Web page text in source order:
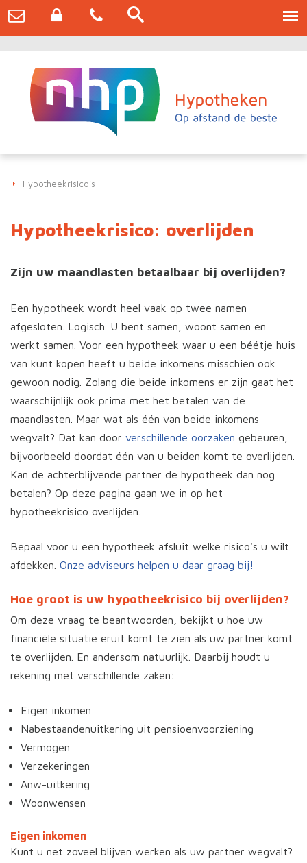
Hypotheekrisico's
Hypotheekrisico: overlijden
Zijn uw maandlasten betaalbaar bij overlijden?
Een hypotheek wordt heel vaak op twee namen
afgesloten. Logisch. U bent samen, woont samen en
werkt samen. Voor een hypotheek waar u een béétje huis
van kunt kopen heeft u beide inkomens misschien ook
gewoon nodig. Zolang die beide inkomens er zijn gaat het
waarschijnlijk ook prima met het betalen van de
maandlasten. Maar wat als één van beide inkomens
wegvalt? Dat kan door verschillende oorzaken gebeuren,
bijvoorbeeld doordat één van u beiden komt te overlijden.
Kan de achterblijvende partner de hypotheek dan nog
betalen? Op deze pagina gaan we in op het
hypotheekrisico overlijden.
Bepaal voor u een hypotheek afsluit welke risico's u wilt
afdekken. Onze adviseurs helpen u daar graag bij!
Hoe groot is uw hypotheekrisico bij overlijden?
Om deze vraag te beantwoorden, bekijkt u hoe uw
financiële situatie eruit komt te zien als uw partner komt
te overlijden. En andersom natuurlijk. Daarbij houdt u
rekening met verschillende zaken:
Eigen inkomen
Nabestaandenuitkering uit pensioenvoorziening
Vermogen
Verzekeringen
Anw-uitkering
Woonwensen
Eigen inkomen
Kunt u net zoveel blijven werken als uw partner wegvalt?